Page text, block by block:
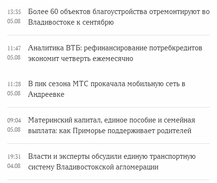
13:35
05.08
Более 60 объектов благоустройства отремонтируют во
Владивостоке к сентябрю
11:47
05.08
Аналитика ВТБ: рефинансирование потребкредитов
экономит четверть ежемесячно
11:28
05.08
В пик сезона МТС прокачала мобильную сеть в
Андреевке
09:04
05.08
Материнский капитал, единое пособие и семейная
выплата: как Приморье поддерживает родителей
19:31
04.08
Власти и эксперты обсудили единую транспортную
систему Владивостокской агломерации